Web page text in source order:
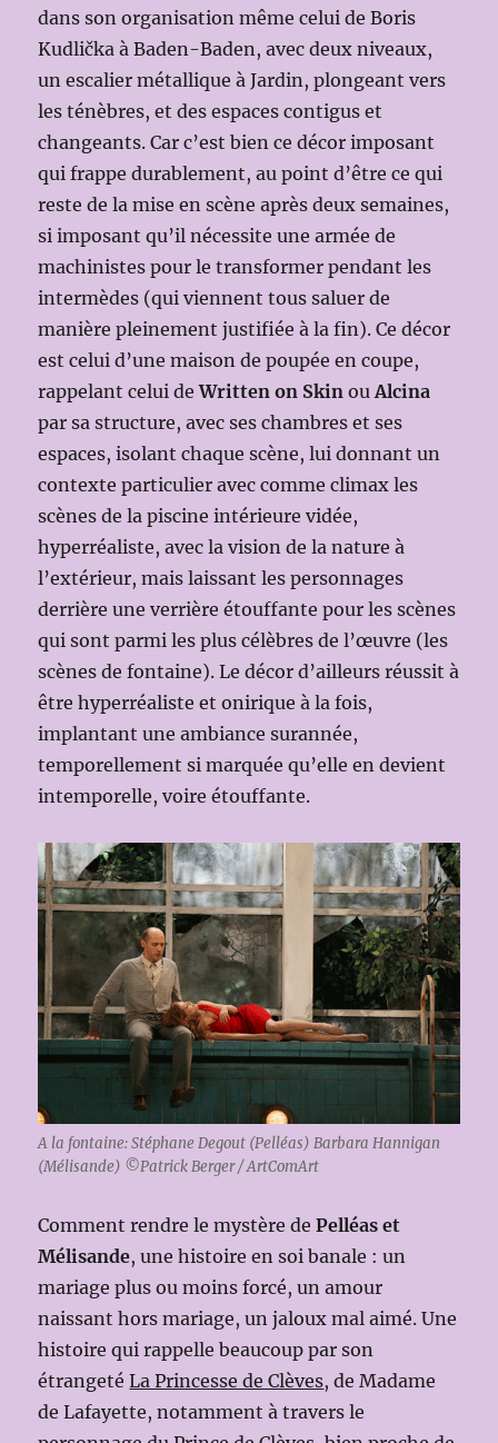
dans son organisation même celui de Boris
Kudlička à Baden-Baden, avec deux niveaux,
un escalier métallique à Jardin, plongeant vers
les ténèbres, et des espaces contigus et
changeants. Car c’est bien ce décor imposant
qui frappe durablement, au point d’être ce qui
reste de la mise en scène après deux semaines,
si imposant qu’il nécessite une armée de
machinistes pour le transformer pendant les
intermèdes (qui viennent tous saluer de
manière pleinement justifiée à la fin). Ce décor
est celui d’une maison de poupée en coupe,
rappelant celui deWritten on SkinouAlcina
par sa structure, avec ses chambres et ses
espaces, isolant chaque scène, lui donnant un
contexte particulier avec comme climax les
scènes de la piscine intérieure vidée,
hyperréaliste, avec la vision de la nature à
l’extérieur, mais laissant les personnages
derrière une verrière étouffante pour les scènes
qui sont parmi les plus célèbres de l’œuvre (les
scènes de fontaine). Le décor d’ailleurs réussit à
être hyperréaliste et onirique à la fois,
implantant une ambiance surannée,
temporellement si marquée qu’elle en devient
intemporelle, voire étouffante.
A la fontaine: Stéphane Degout (Pelléas) Barbara Hannigan
(Mélisande) ©Patrick Berger / ArtComArt
Comment rendre le mystère dePelléas et
Mélisande, une histoire en soi banale : un
mariage plus ou moins forcé, un amour
naissant hors mariage, un jaloux mal aimé. Une
histoire qui rappelle beaucoup par son
étrangetéLa Princesse de Clèves, de Madame
de Lafayette, notamment à travers le